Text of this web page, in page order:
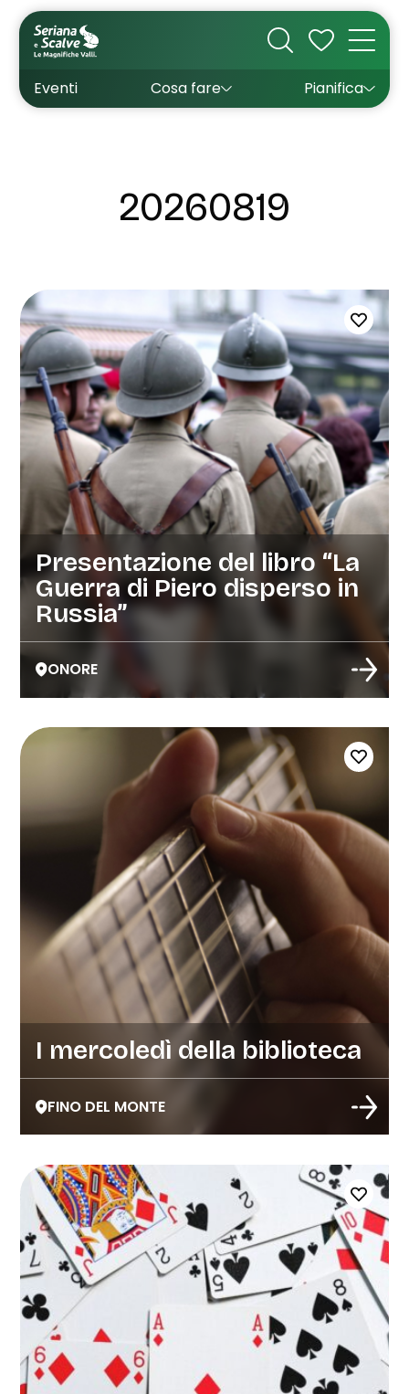
Eventi Cosa fare
Cultura
Outdoor
Pianifica
Dove dormire
Come arrivare
Come muoversi
Wishlist
20260819
Presentazione del libro “La
Guerra di Piero disperso in
Russia”
ONORE
I mercoledì della biblioteca
FINO DEL MONTE